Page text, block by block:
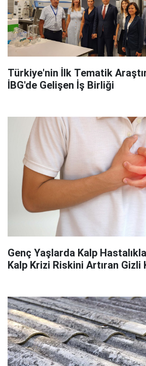
Türkiye'nin İlk Tematik
İBG'de Gelişen İş Birliği
Genç Yaşlarda Kalp
Kalp Krizi Riskini Artıran